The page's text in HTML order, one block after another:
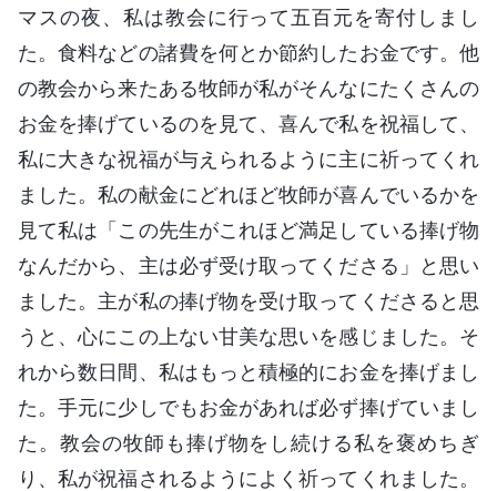
マスの夜、私は教会に行って五百元を寄付しまし
た。食料などの諸費を何とか節約したお金です。他
の教会から来たある牧師が私がそんなにたくさんの
お金を捧げているのを見て、喜んで私を祝福して、
私に大きな祝福が与えられるように主に祈ってくれ
ました。私の献金にどれほど牧師が喜んでいるかを
見て私は「この先生がこれほど満足している捧げ物
なんだから、主は必ず受け取ってくださる」と思い
ました。主が私の捧げ物を受け取ってくださると思
うと、心にこの上ない甘美な思いを感じました。そ
れから数日間、私はもっと積極的にお金を捧げまし
た。手元に少しでもお金があれば必ず捧げていまし
た。教会の牧師も捧げ物をし続ける私を褒めちぎ
り、私が祝福されるようによく祈ってくれました。